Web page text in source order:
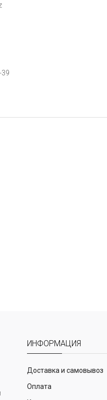
39
ИНФОРМАЦИЯ
Доставка и самовывоз
Оплата